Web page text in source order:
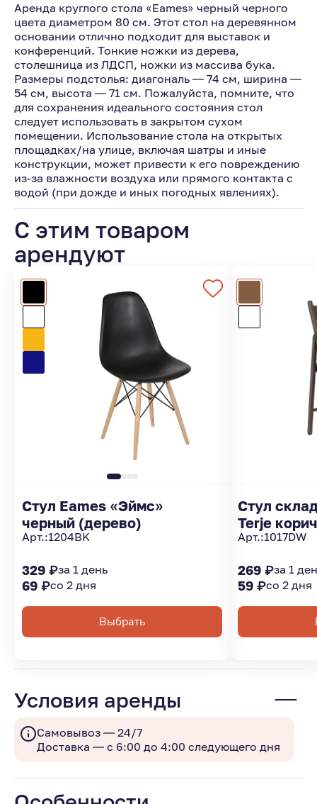
Аренда круглого стола «Eames» черный черного
цвета диаметром 80 см. Этот стол на деревянном
основании отлично подходит для выставок и
конференций. Тонкие ножки из дерева,
столешница из ЛДСП, ножки из массива бука.
Размеры подстолья: диагональ — 74 см, ширина —
54 см, высота — 71 см. Пожалуйста, помните, что
для сохранения идеального состояния стол
следует использовать в закрытом сухом
помещении. Использование стола на открытых
площадках/на улице, включая шатры и иные
конструкции, может привести к его повреждению
из-за влажности воздуха или прямого контакта с
водой (при дожде и иных погодных явлениях).
С этим товаром
арендуют
Стул Eames «Эймс»
черный (дерево)
Арт.:1204BK
329 ₽за 1 день
69 ₽со 2 дня
Выбрать
Стул
Terje
Арт.:1017DW
269 ₽за 1
59 ₽со 2 дня
Условия аренды
Самовывоз — 24/7
Доставка — с 6:00 до 4:00 следующего дня